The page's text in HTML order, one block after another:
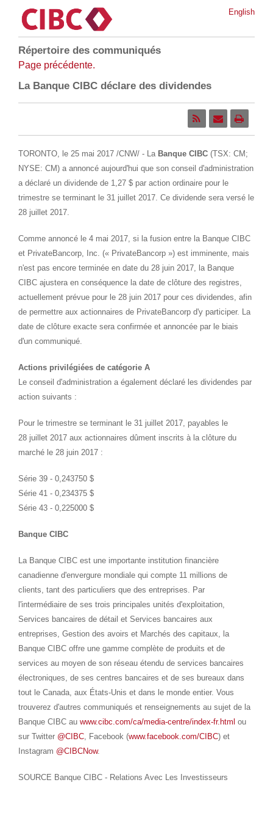
English
Répertoire des communiqués
Page précédente.
La Banque CIBC déclare des dividendes
TORONTO, le 25 mai 2017 /CNW/ - La Banque CIBC (TSX: CM;
NYSE: CM) a annoncé aujourd'hui que son conseil d'administration
a déclaré un dividende de 1,27 $ par action ordinaire pour le
trimestre se terminant le 31 juillet 2017. Ce dividende sera versé le
28 juillet 2017.
Comme annoncé le 4 mai 2017, si la fusion entre la Banque CIBC
et PrivateBancorp, Inc. (« PrivateBancorp ») est imminente, mais
n'est pas encore terminée en date du 28 juin 2017, la Banque
CIBC ajustera en conséquence la date de clôture des registres,
actuellement prévue pour le 28 juin 2017 pour ces dividendes, afin
de permettre aux actionnaires de PrivateBancorp d'y participer. La
date de clôture exacte sera confirmée et annoncée par le biais
d'un communiqué.
Actions privilégiées de catégorie A
Le conseil d'administration a également déclaré les dividendes par
action suivants :
Pour le trimestre se terminant le 31 juillet 2017, payables le
28 juillet 2017 aux actionnaires dûment inscrits à la clôture du
marché le 28 juin 2017 :
Série 39 - 0,243750 $
Série 41 - 0,234375 $
Série 43 - 0,225000 $
Banque CIBC
La Banque CIBC est une importante institution financière
canadienne d'envergure mondiale qui compte 11 millions de
clients, tant des particuliers que des entreprises. Par
l'intermédiaire de ses trois principales unités d'exploitation,
Services bancaires de détail et Services bancaires aux
entreprises, Gestion des avoirs et Marchés des capitaux, la
Banque CIBC offre une gamme complète de produits et de
services au moyen de son réseau étendu de services bancaires
électroniques, de ses centres bancaires et de ses bureaux dans
tout leCanada, aux États-Unis et dans le monde entier. Vous
trouverez d'autres communiqués et renseignements au sujet de la
Banque CIBC auwww.cibc.com/ca/media-centre/index-fr.html ou
sur Twitter @CIBC, Facebook (www.facebook.com/CIBC) et
Instagram @CIBCNow.
SOURCE Banque CIBC - Relations Avec Les Investisseurs